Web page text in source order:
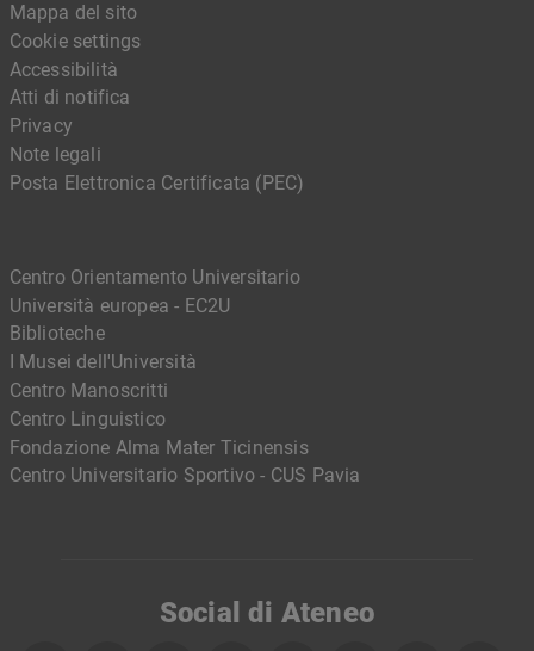
Social di Ateneo
Centro Orientamento Universitario
Università europea - EC2U
Biblioteche
I Musei dell'Università
Centro Manoscritti
Centro Linguistico
Fondazione Alma Mater Ticinensis
Centro Universitario Sportivo - CUS Pavia
Mappa del sito
Cookie settings
Accessibilità
Atti di notifica
Privacy
Note legali
Posta Elettronica Certificata (PEC)